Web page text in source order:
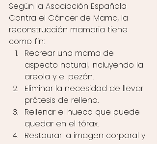
Según la Asociación Española
Contra el Cáncer de Mama, la
reconstrucción mamaria tiene
como fin:
Recrear una mama de
aspecto natural, incluyendo la
areola y el pezón.
Eliminar la necesidad de llevar
prótesis de relleno.
Rellenar el hueco que puede
quedar en el tórax.
Restaurar la imagen corporal y